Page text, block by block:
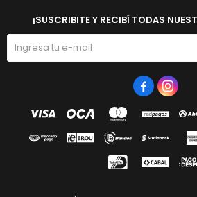
¡SUSCRIBITE Y RECIBÍ TODAS
 